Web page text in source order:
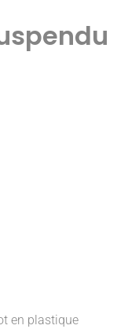
en plastique